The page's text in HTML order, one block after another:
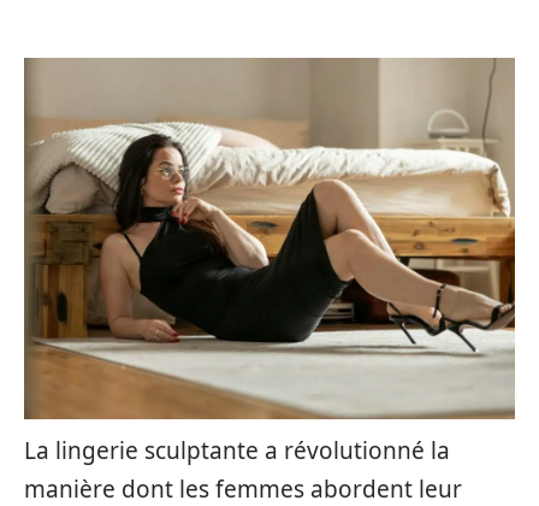
La lingerie sculptante a révolutionné la
manière dont les femmes abordent leur